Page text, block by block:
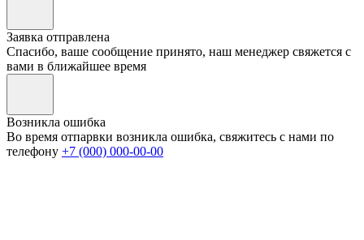
Заявка отправлена
Спасибо, ваше сообщение принято, наш менеджер свяжется с
вами в ближайшее время
Возникла ошибка
Во время отпарвки возникла ошибка, свяжитесь с нами по
телефону +7 (000) 000-00-00